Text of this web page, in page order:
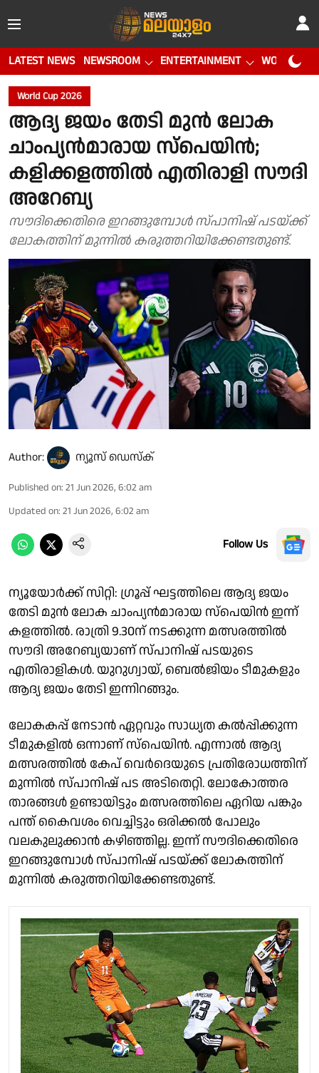
LATEST NEWS NEWSROOM ENTERTAINMENT WORLD CUP
World Cup 2026
ആദ്യ ജയം തേടി മുൻ ലോക
ചാംപ്യൻമാരായ സ്പെയിൻ;
കളിക്കളത്തിൽ എതിരാളി സൗദി
അറേബ്യ
സൗദിക്കെതിരെ ഇറങ്ങുമ്പോൾ സ്പാനിഷ് പടയ്ക്ക്
ലോകത്തിന് മുന്നിൽ കരുത്തറിയിക്കേണ്ടതുണ്ട്.
Author: ന്യൂസ് ഡെസ്ക്
Published on: 21 Jun 2026, 6:02 am
Updated on: 21 Jun 2026, 6:02 am
Follow Us
ന്യൂയോർക്ക് സിറ്റി: ഗ്രൂപ്പ് ഘട്ടത്തിലെ ആദ്യ ജയം
തേടി മുൻ ലോക ചാംപ്യൻമാരായ സ്പെയിൻ ഇന്ന്
കളത്തിൽ. രാത്രി 9.30ന് നടക്കുന്ന മത്സരത്തിൽ
സൗദി അറേബ്യയാണ് സ്പാനിഷ് പടയുടെ
എതിരാളികൾ. യുറുഗ്വായ്, ബെൽജിയം ടീമുകളും
ആദ്യ ജയം തേടി ഇന്നിറങ്ങും.
ലോകകപ്പ് നേടാൻ ഏറ്റവും സാധ്യത കൽപ്പിക്കുന്ന
ടീമുകളിൽ ഒന്നാണ് സ്പെയിൻ. എന്നാൽ ആദ്യ
മത്സരത്തിൽ കേപ് വെർദെയുടെ പ്രതിരോധത്തിന്
മുന്നിൽ സ്പാനിഷ് പട അടിതെറ്റി. ലോകോത്തര
താരങ്ങൾ ഉണ്ടായിട്ടും മത്സരത്തിലെ ഏറിയ പങ്കും
പന്ത് കൈവശം വെച്ചിട്ടും ഒരിക്കൽ പോലും
വലകുലുക്കാൻ കഴിഞ്ഞില്ല. ഇന്ന് സൗദിക്കെതിരെ
ഇറങ്ങുമ്പോൾ സ്പാനിഷ് പടയ്ക്ക് ലോകത്തിന്
മുന്നിൽ കരുത്തറിയിക്കേണ്ടതുണ്ട്.